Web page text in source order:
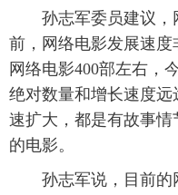
孙志军委员建议，
前，网络电影发展速
网络电影400部左右，
绝对数量和增长速度
速扩大，都是有故事
的电影。
孙志军说，目前的